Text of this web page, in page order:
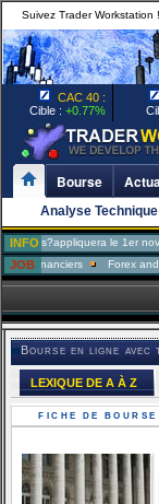
Suivez Trader Workstation !
CAC 40 :
Cible : +0.77%
Bourse
Analyse Technique
INFO le 1er novembre
JOB Forex and Fixed
Bourse en ligne
LEXIQUE DE A À Z
FICHE DE